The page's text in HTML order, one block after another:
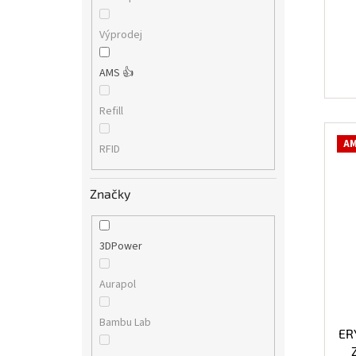
Výprodej
AMS 👍
Refill
RFID
Značky
3DPower
Aurapol
Bambu Lab